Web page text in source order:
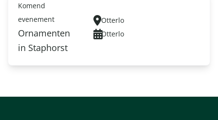
Komend
evenement
Ornamenten
in Staphorst
Otterlo
Otterlo